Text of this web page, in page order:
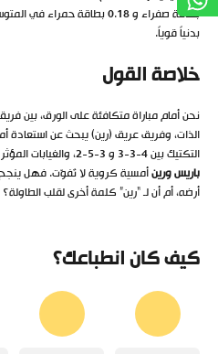
بطاقة صفراء و 0.18 بطاقة
بدنياً قوياً.
خلاصة القول
نحن أمام مباراة متكافئة على الورق، بين
الذات، وفريق عريق (رين) يبحث عن استعادة
التكتيك بين 4-3-3 و 3-5-2، والغيابات المؤثرة، كلها عوامل تجعل من
باريس ورينأمسية كروية لا تُفوّت. فهل
أرضه، أم أن لـ “رين” كلمة أخرى لقلب الطاولة؟
كيف كان انطباعك؟